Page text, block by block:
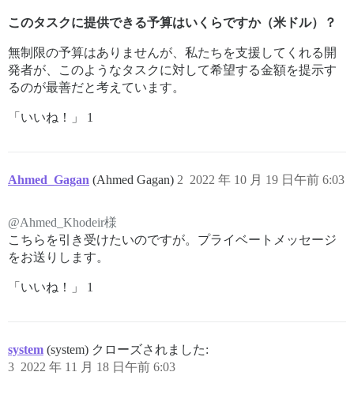
このタスクに提供できる予算はいくらですか（米ドル）？
無制限の予算はありませんが、私たちを支援してくれる開
発者が、このようなタスクに対して希望する金額を提示す
るのが最善だと考えています。
「いいね！」 1
Ahmed_Gagan (Ahmed Gagan) 2022 年 10 月 19 日午前 6:03
2
@Ahmed_Khodeir様
こちらを引き受けたいのですが。プライベートメッセージ
をお送りします。
「いいね！」 1
system (system) クローズされました:
2022 年 11 月 18 日午前 6:03
3